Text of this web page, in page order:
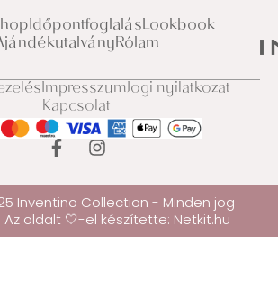
IdőpontfoglalásLookbook
Rólam
ImpresszumJogi nyilatkozat
Kapcsolat
Inventino Collection - Minden jog
oldalt 🤍-el készítette: Netkit.hu